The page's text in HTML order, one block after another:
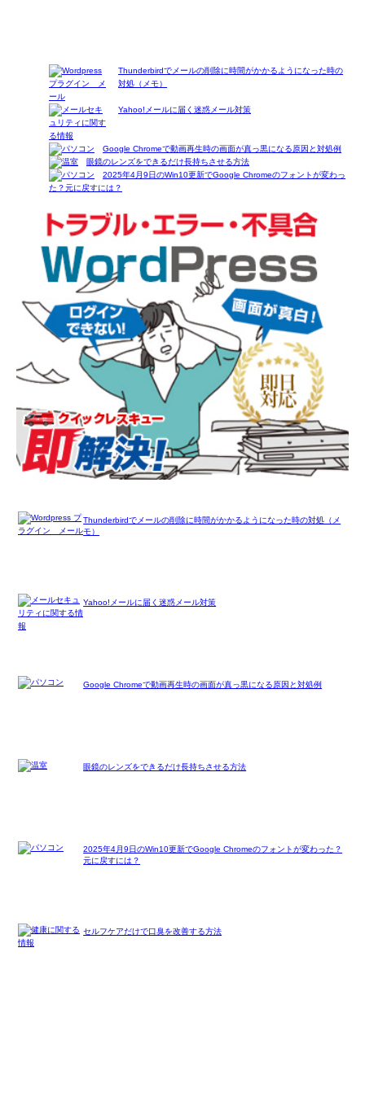
Thunderbirdでメールの削除に時間がかかるようになった時の
対処（メモ）
Yahoo!メールに届く迷惑メール対策
Google Chromeで動画再生時の画面が真っ黒になる原因と対処例
眼鏡のレンズをできるだけ長持ちさせる方法
2025年4月9日のWin10更新でGoogle Chromeのフォントが変わっ
た？元に戻すには？
Thunderbirdでメールの削除に時間がかかるようになった時の対処（メ
モ）
Yahoo!メールに届く迷惑メール対策
Google Chromeで動画再生時の画面が真っ黒になる原因と対処例
眼鏡のレンズをできるだけ長持ちさせる方法
2025年4月9日のWin10更新でGoogle Chromeのフォントが変わった？
元に戻すには？
セルフケアだけで口臭を改善する方法